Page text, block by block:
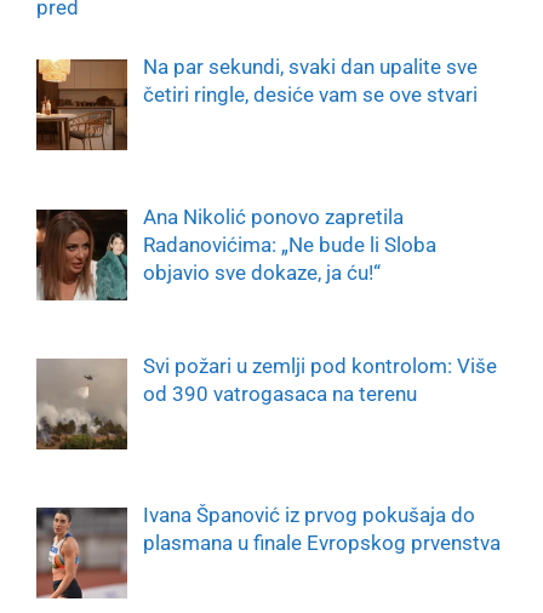
Na par sekundi, svaki dan upalite sve
četiri ringle, desiće vam se ove stvari
Ana Nikolić ponovo zapretila
Radanovićima: „Ne bude li Sloba
objavio sve dokaze, ja ću!“
Svi požari u zemlji pod kontrolom: Više
od 390 vatrogasaca na terenu
Ivana Španović iz prvog pokušaja do
plasmana u finale Evropskog prvenstva